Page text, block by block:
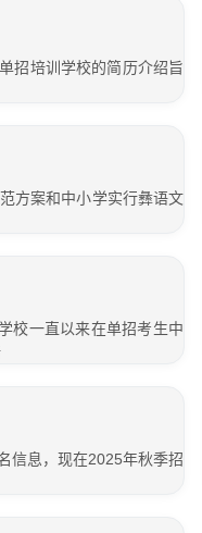
招培训学校的简历介绍旨
方案和中小学实行彝语文
校一直以来在单招考生中
信息，现在2025年秋季招